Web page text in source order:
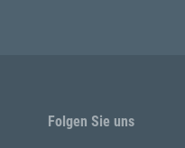
Folgen Sie uns